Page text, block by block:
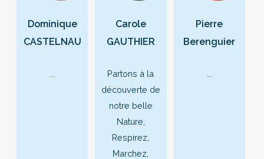
Dominique
CASTELNAU
Carole
GAUTHIER
Partons à la
découverte de
notre belle
Nature,
Respirez,
Marchez,
Pierre
Berenguier